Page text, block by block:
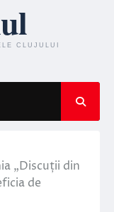
„Discuții din
de